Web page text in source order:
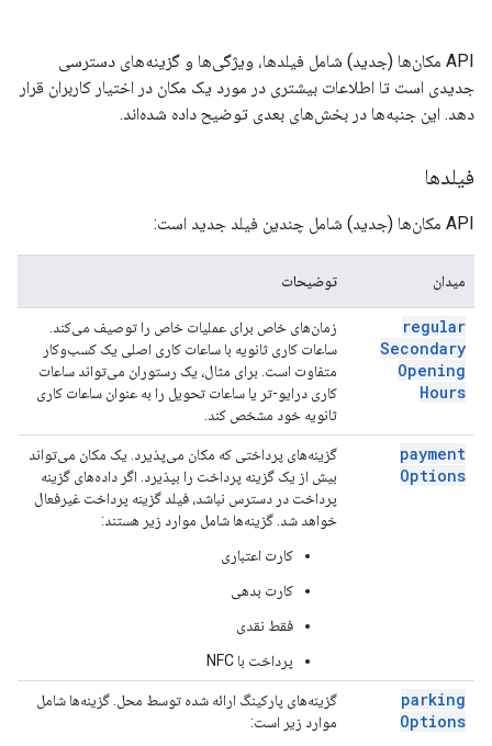
API مکان‌ها (جدید) شامل فیلدها، ویژگی‌ها و گزینه‌های دسترسی
جدیدی است تا اطلاعات بیشتری در مورد یک مکان در اختیار کاربران قرار
دهد. این جنبه‌ها در بخش‌های بعدی توضیح داده شده‌اند.
فیلدها
API مکان‌ها (جدید) شامل چندین فیلد جدید است:
میدان توضیحات
regular
Secondary
Opening
Hours
زمان‌های خاص برای عملیات خاص را توصیف می‌کند.
ساعات کاری ثانویه با ساعات کاری اصلی یک کسب‌وکار
متفاوت است. برای مثال، یک رستوران می‌تواند ساعات
کاری درایو-تر یا ساعات تحویل را به عنوان ساعات کاری
ثانویه خود مشخص کند.
payment
Options
گزینه‌های پرداختی که مکان می‌پذیرد. یک مکان می‌تواند
بیش از یک گزینه پرداخت را بپذیرد. اگر داده‌های گزینه
پرداخت در دسترس نباشد، فیلد گزینه پرداخت غیرفعال
خواهد شد. گزینه‌ها شامل موارد زیر هستند:
کارت اعتباری
کارت بدهی
فقط نقدی
پرداخت با NFC
parking
Options
گزینه‌های پارکینگ ارائه شده توسط محل. گزینه‌ها شامل
موارد زیر است: